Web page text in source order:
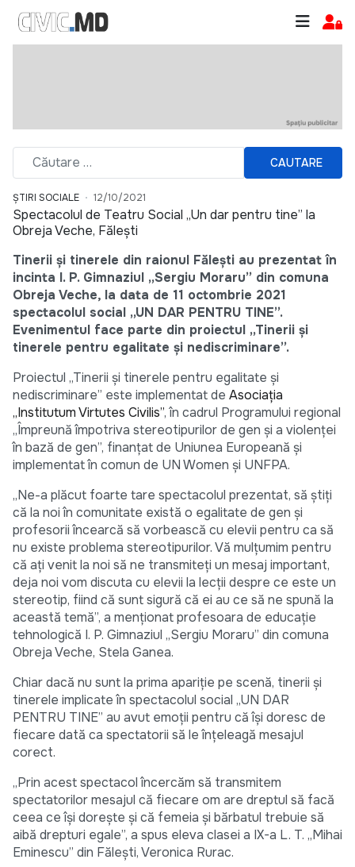
CAUTARE
ȘTIRI SOCIALE 12/10/2021
Spectacolul de Teatru Social „Un dar pentru tine” la
Obreja Veche, Fălești
Tinerii și tinerele din raionul Fălești au prezentat în
incinta I. P. Gimnaziul „Sergiu Moraru” din comuna
Obreja Veche, la data de 11 octombrie 2021
spectacolul social „UN DAR PENTRU TINE”.
Evenimentul face parte din proiectul „Tinerii și
tinerele pentru egalitate și nediscriminare”.
Proiectul „Tinerii și tinerele pentru egalitate și
nediscriminare” este implementat de Asociația
„Institutum Virtutes Civilis”, în cadrul Programului regional
„Împreună împotriva stereotipurilor de gen și a violenței
în bază de gen”, finanțat de Uniunea Europeană și
implementat în comun de UN Women și UNFPA.
„Ne-a plăcut foarte tare spectacolul prezentat, să știți
că la noi în comunitate există o egalitate de gen și
profesorii încearcă să vorbească cu elevii pentru ca să
nu existe problema stereotipurilor. Vă mulțumim pentru
că ați venit la noi să ne transmiteți un mesaj important,
deja noi vom discuta cu elevii la lecții despre ce este un
stereotip, fiind că sunt sigură că ei au ce să ne spună la
această temă”, a menționat profesoara de educație
tehnologică I. P. Gimnaziul „Sergiu Moraru” din comuna
Obreja Veche, Stela Ganea.
Chiar dacă nu sunt la prima apariție pe scenă, tinerii și
tinerele implicate în spectacolul social „UN DAR
PENTRU TINE” au avut emoții pentru că își doresc de
fiecare dată ca spectatorii să le înțeleagă mesajul
corect.
„Prin acest spectacol încercăm să transmitem
spectatorilor mesajul că fiecare om are dreptul să facă
ceea ce își dorește și că femeia și bărbatul trebuie să
aibă drepturi egale”, a spus eleva clasei a IX-a L. T. „Mihai
Eminescu” din Fălești, Veronica Rurac.